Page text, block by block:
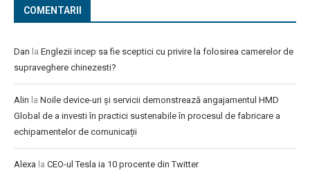
COMENTARII
Dan la Englezii incep sa fie sceptici cu privire la folosirea camerelor de
supraveghere chinezesti?
Alin la Noile device-uri și servicii demonstrează angajamentul HMD
Global de a investi în practici sustenabile în procesul de fabricare a
echipamentelor de comunicații
Alexa la CEO-ul Tesla ia 10 procente din Twitter